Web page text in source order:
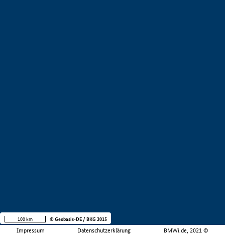
Impressum Datenschutzerklärung BMWi.de, 2021 ©
100 km © Geobasis-DE / BKG 2015